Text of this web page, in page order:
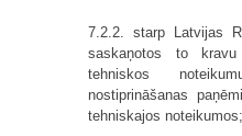
7.2.2. starp Latvijas
saskaņotos to kravu
tehniskos
nostiprināšanas
tehniskajos noteikumos;